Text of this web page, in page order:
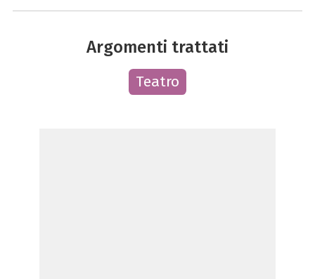
Argomenti trattati
Teatro